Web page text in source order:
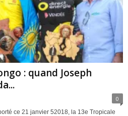
: quand Joseph
0
ce 21 janvier 52018, la 13e Tropicale